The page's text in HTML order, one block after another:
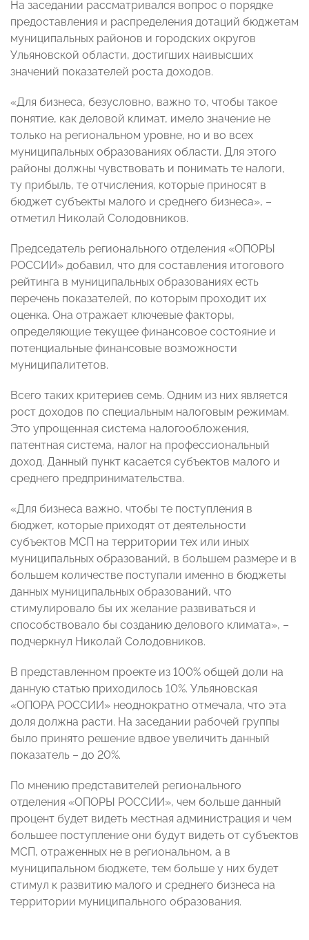
На заседании рассматривался вопрос о порядке
предоставления и распределения дотаций бюджетам
муниципальных районов и городских округов
Ульяновской области, достигших наивысших
значений показателей роста доходов.
«Для бизнеса, безусловно, важно то, чтобы такое
понятие, как деловой климат, имело значение не
только на региональном уровне, но и во всех
муниципальных образованиях области. Для этого
районы должны чувствовать и понимать те налоги,
ту прибыль, те отчисления, которые приносят в
бюджет субъекты малого и среднего бизнеса», –
отметил Николай Солодовников.
Председатель регионального отделения «ОПОРЫ
РОССИИ» добавил, что для составления итогового
рейтинга в муниципальных образованиях есть
перечень показателей, по которым проходит их
оценка. Она отражает ключевые факторы,
определяющие текущее финансовое состояние и
потенциальные финансовые возможности
муниципалитетов.
Всего таких критериев семь. Одним из них является
рост доходов по специальным налоговым режимам.
Это упрощенная система налогообложения,
патентная система, налог на профессиональный
доход. Данный пункт касается субъектов малого и
среднего предпринимательства.
«Для бизнеса важно, чтобы те поступления в
бюджет, которые приходят от деятельности
субъектов МСП на территории тех или иных
муниципальных образований, в большем размере и в
большем количестве поступали именно в бюджеты
данных муниципальных образований, что
стимулировало бы их желание развиваться и
способствовало бы созданию делового климата», –
подчеркнул Николай Солодовников.
В представленном проекте из 100% общей доли на
данную статью приходилось 10%. Ульяновская
«ОПОРА РОССИИ» неоднократно отмечала, что эта
доля должна расти. На заседании рабочей группы
было принято решение вдвое увеличить данный
показатель – до 20%.
По мнению представителей регионального
отделения «ОПОРЫ РОССИИ», чем больше данный
процент будет видеть местная администрация и чем
большее поступление они будут видеть от субъектов
МСП, отраженных не в региональном, а в
муниципальном бюджете, тем больше у них будет
стимул к развитию малого и среднего бизнеса на
территории муниципального образования.